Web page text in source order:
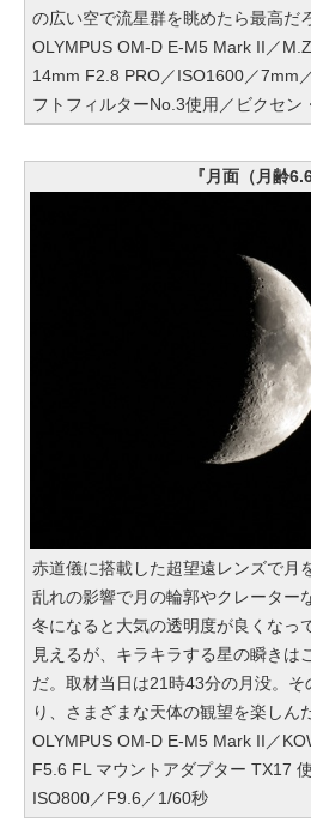
の広い空で流星群を眺めたら最高だ
OLYMPUS OM-D E-M5 Mark II／
14mm F2.8 PRO／ISO1600／7mm
フトフィルターNo.3使用／ビクセン
『月面（月齢
赤道儀に搭載した超望遠レンズで月
乱れの影響で月の輪郭やクレーター
冬になると大気の透明度が良くなっ
見えるが、キラキラする星の瞬きは
だ。取材当日は21時43分の月没。
り、さまざまな天体の観望を楽しんだ
OLYMPUS OM-D E-M5 Mark II／
F5.6 FL マウントアダプター TX17
ISO800／F9.6／1/60秒